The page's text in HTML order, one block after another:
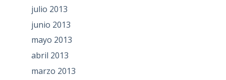
julio 2013
junio 2013
mayo 2013
abril 2013
marzo 2013